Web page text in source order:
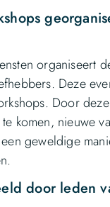
organiseert
Deze
Door
komen, nieuwe
geweldige
door leden